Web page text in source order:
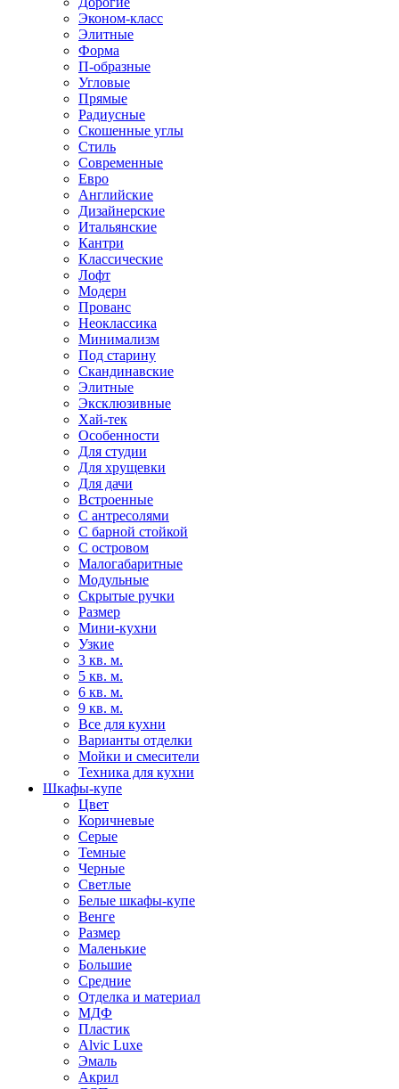
Эконом-класс
Элитные
Форма
П-образные
Угловые
Прямые
Радиусные
Скошенные углы
Стиль
Современные
Евро
Английские
Дизайнерские
Итальянские
Кантри
Классические
Лофт
Модерн
Прованс
Неоклассика
Минимализм
Под старину
Скандинавские
Элитные
Эксклюзивные
Хай-тек
Особенности
Для студии
Для хрущевки
Для дачи
Встроенные
С антресолями
С барной стойкой
С островом
Малогабаритные
Модульные
Скрытые ручки
Размер
Мини-кухни
Узкие
3 кв. м.
5 кв. м.
6 кв. м.
9 кв. м.
Все для кухни
Варианты отделки
Мойки и смесители
Техника для кухни
Шкафы-купе
Цвет
Коричневые
Серые
Темные
Черные
Светлые
Белые шкафы-купе
Венге
Размер
Маленькие
Большие
Средние
Отделка и материал
МДФ
Пластик
Alvic Luxe
Эмаль
Акрил